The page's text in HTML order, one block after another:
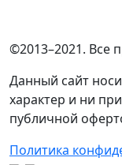
©2013–2021. Все
Данный сайт
характер и ни
публичной
Политика